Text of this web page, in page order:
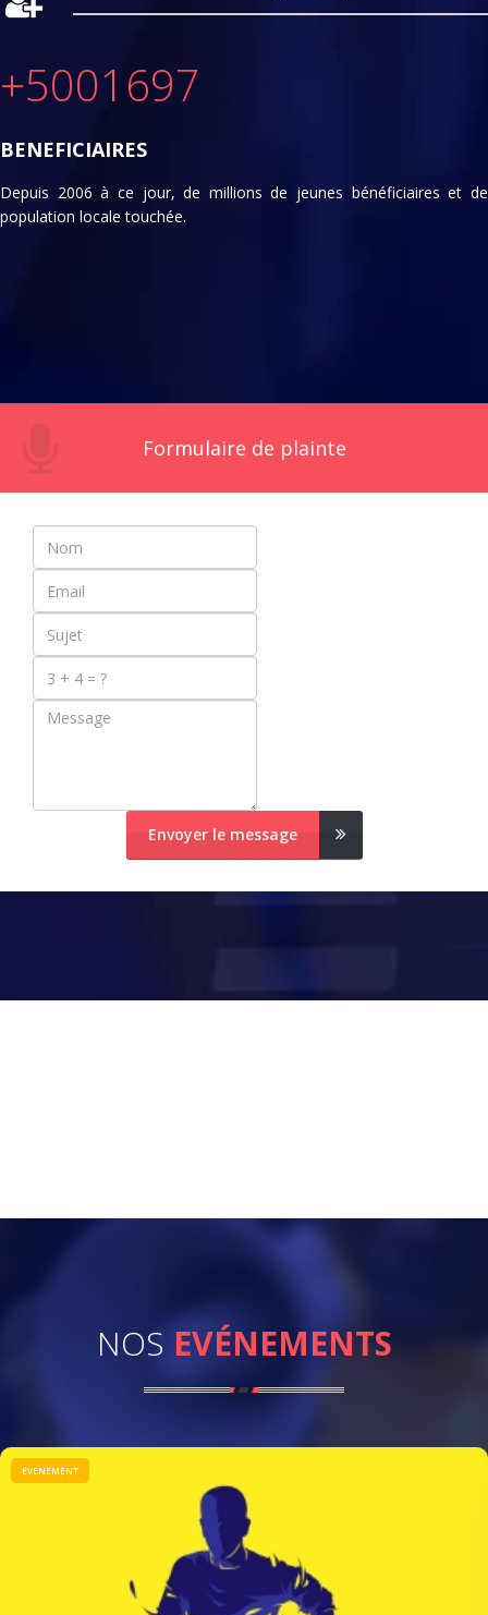
+5001697
BENEFICIAIRES
Depuis 2006 à ce jour, de millions de jeunes bénéficiaires et de
population locale touchée.
Formulaire de plainte
Envoyer le message
NOS EVÉNEMENTS
EVENEMENT